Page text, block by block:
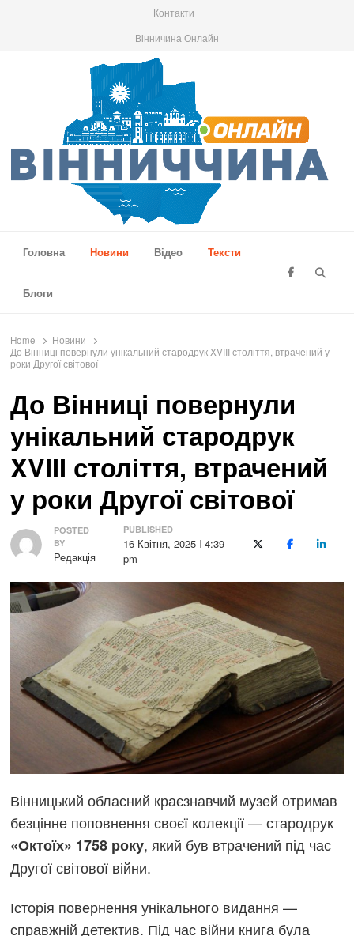
Контакти
Вінничина Онлайн
Головна
Новини Відео Тексти
Блоги
Home
Новини
До Вінниці повернули унікальний стародрук XVIII століття, втрачений у
роки Другої світової
До Вінниці повернули
унікальний стародрук
XVIII століття, втрачений
у роки Другої світової
Author
POSTED
BY
Редакція
PUBLISHED
16 Квітня, 2025
4:39
pm
X (Twitter)Facebook
Вінницький обласний краєзнавчий музей отримав
безцінне поповнення своєї колекції — стародрук
«Октоїх» 1758 року, який був втрачений під час
Другої світової війни.
Історія повернення унікального видання —
справжній детектив. Під час війни книга була